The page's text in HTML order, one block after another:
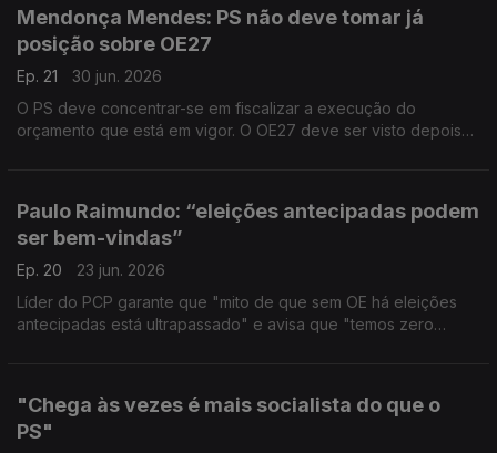
Mendonça Mendes: PS não deve tomar já
posição sobre OE27
Ep. 21
30 jun. 2026
O PS deve concentrar-se em fiscalizar a execução do
orçamento que está em vigor. O OE27 deve ser visto depois
Paulo Raimundo: “eleições antecipadas podem
ser bem-vindas”
Ep. 20
23 jun. 2026
Líder do PCP garante que "mito de que sem OE há eleições
antecipadas está ultrapassado" e avisa que "temos zero
"Chega às vezes é mais socialista do que o
PS"